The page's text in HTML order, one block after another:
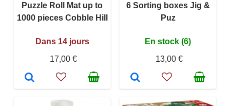
Puzzle Roll Mat up to
1000 pieces Cobble Hill
Dans 14 jours
17,00 €
6 Sorting boxes Jig &
Puz
En stock (6)
13,00 €